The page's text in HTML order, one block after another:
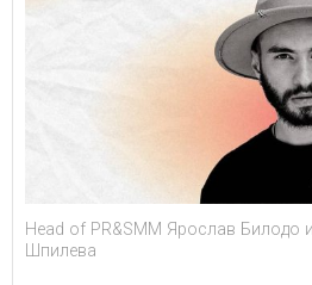
Head of PR&SMM Ярослав Билодо
Шпилева